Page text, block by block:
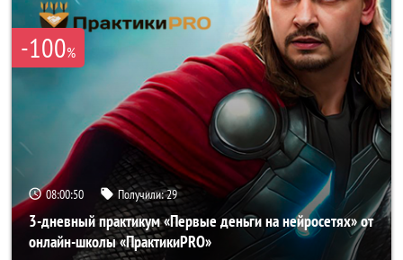
-100%
08:00:48 Получили:29
3-дневный практикум «Первые деньги на нейросетях» от
онлайн-школы «ПрактикиPRO»